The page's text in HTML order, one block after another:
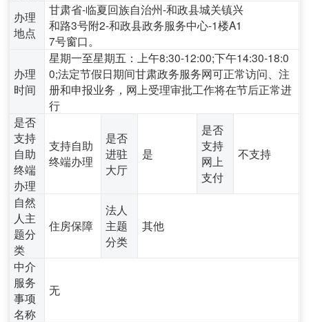
办理
地点
甘肃省-临夏回族自治州-和政县城关镇兴
和路3号附2-和政县政务服务中心-1楼A1
7号窗口。
办理
时间
星期一至星期五：上午8:30-12:00;下午14:30-18:0
0;法定节假日期间甘肃政务服务网可正常访问、注
册和申报业务，网上受理审批工作将在节后正常进
行
是否
支持
自助
终端
办理
支持自助
终端办理
是否
进驻
大厅
是
是否
支持
网上
支付
不支持
自然
人主
题分
类
住房保障
法人
主题
分类
其他
中介
服务
事项
名称
无